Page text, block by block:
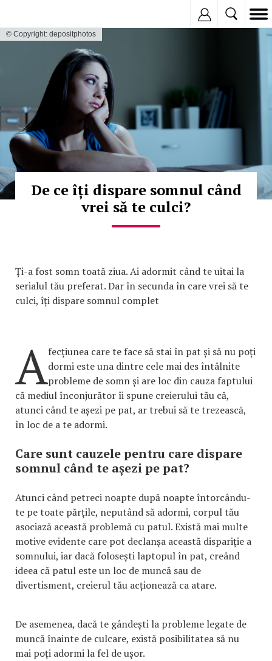
© Copyright: depositphotos
De ce îți dispare somnul când
vrei să te culci?
Ți-a fost somn toată ziua. Ai adormit când te uitai la
serialul tău preferat. Dar în secunda în care vrei să te
culci, îți dispare somnul complet
Afecțiunea care te face să stai în pat și să nu poți
dormi este una dintre cele mai des întâlnite
probleme de somn și are loc din cauza faptului
că mediul înconjurător îi spune creierului tău că,
atunci când te așezi pe pat, ar trebui să te trezească,
în loc de a te adormi.
Care sunt cauzele pentru care dispare
somnul când te așezi pe pat?
Atunci când petreci noapte după noapte întorcându-
te pe toate părțile, neputând să adormi, corpul tău
asociază această problemă cu patul. Există mai multe
motive evidente care pot declanșa această dispariție a
somnului, iar dacă folosești laptopul în pat, creând
ideea că patul este un loc de muncă sau de
divertisment, creierul tău acționează ca atare.
De asemenea, dacă te gândești la probleme legate de
muncă înainte de culcare, există posibilitatea să nu
mai poți adormi la fel de ușor.